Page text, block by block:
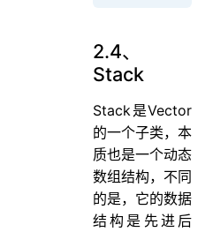
2.4、
Stack
Stack是Vector
的一个子类，本
质也是一个动态
数组结构，不同
的是，它的数据
结构是先进后